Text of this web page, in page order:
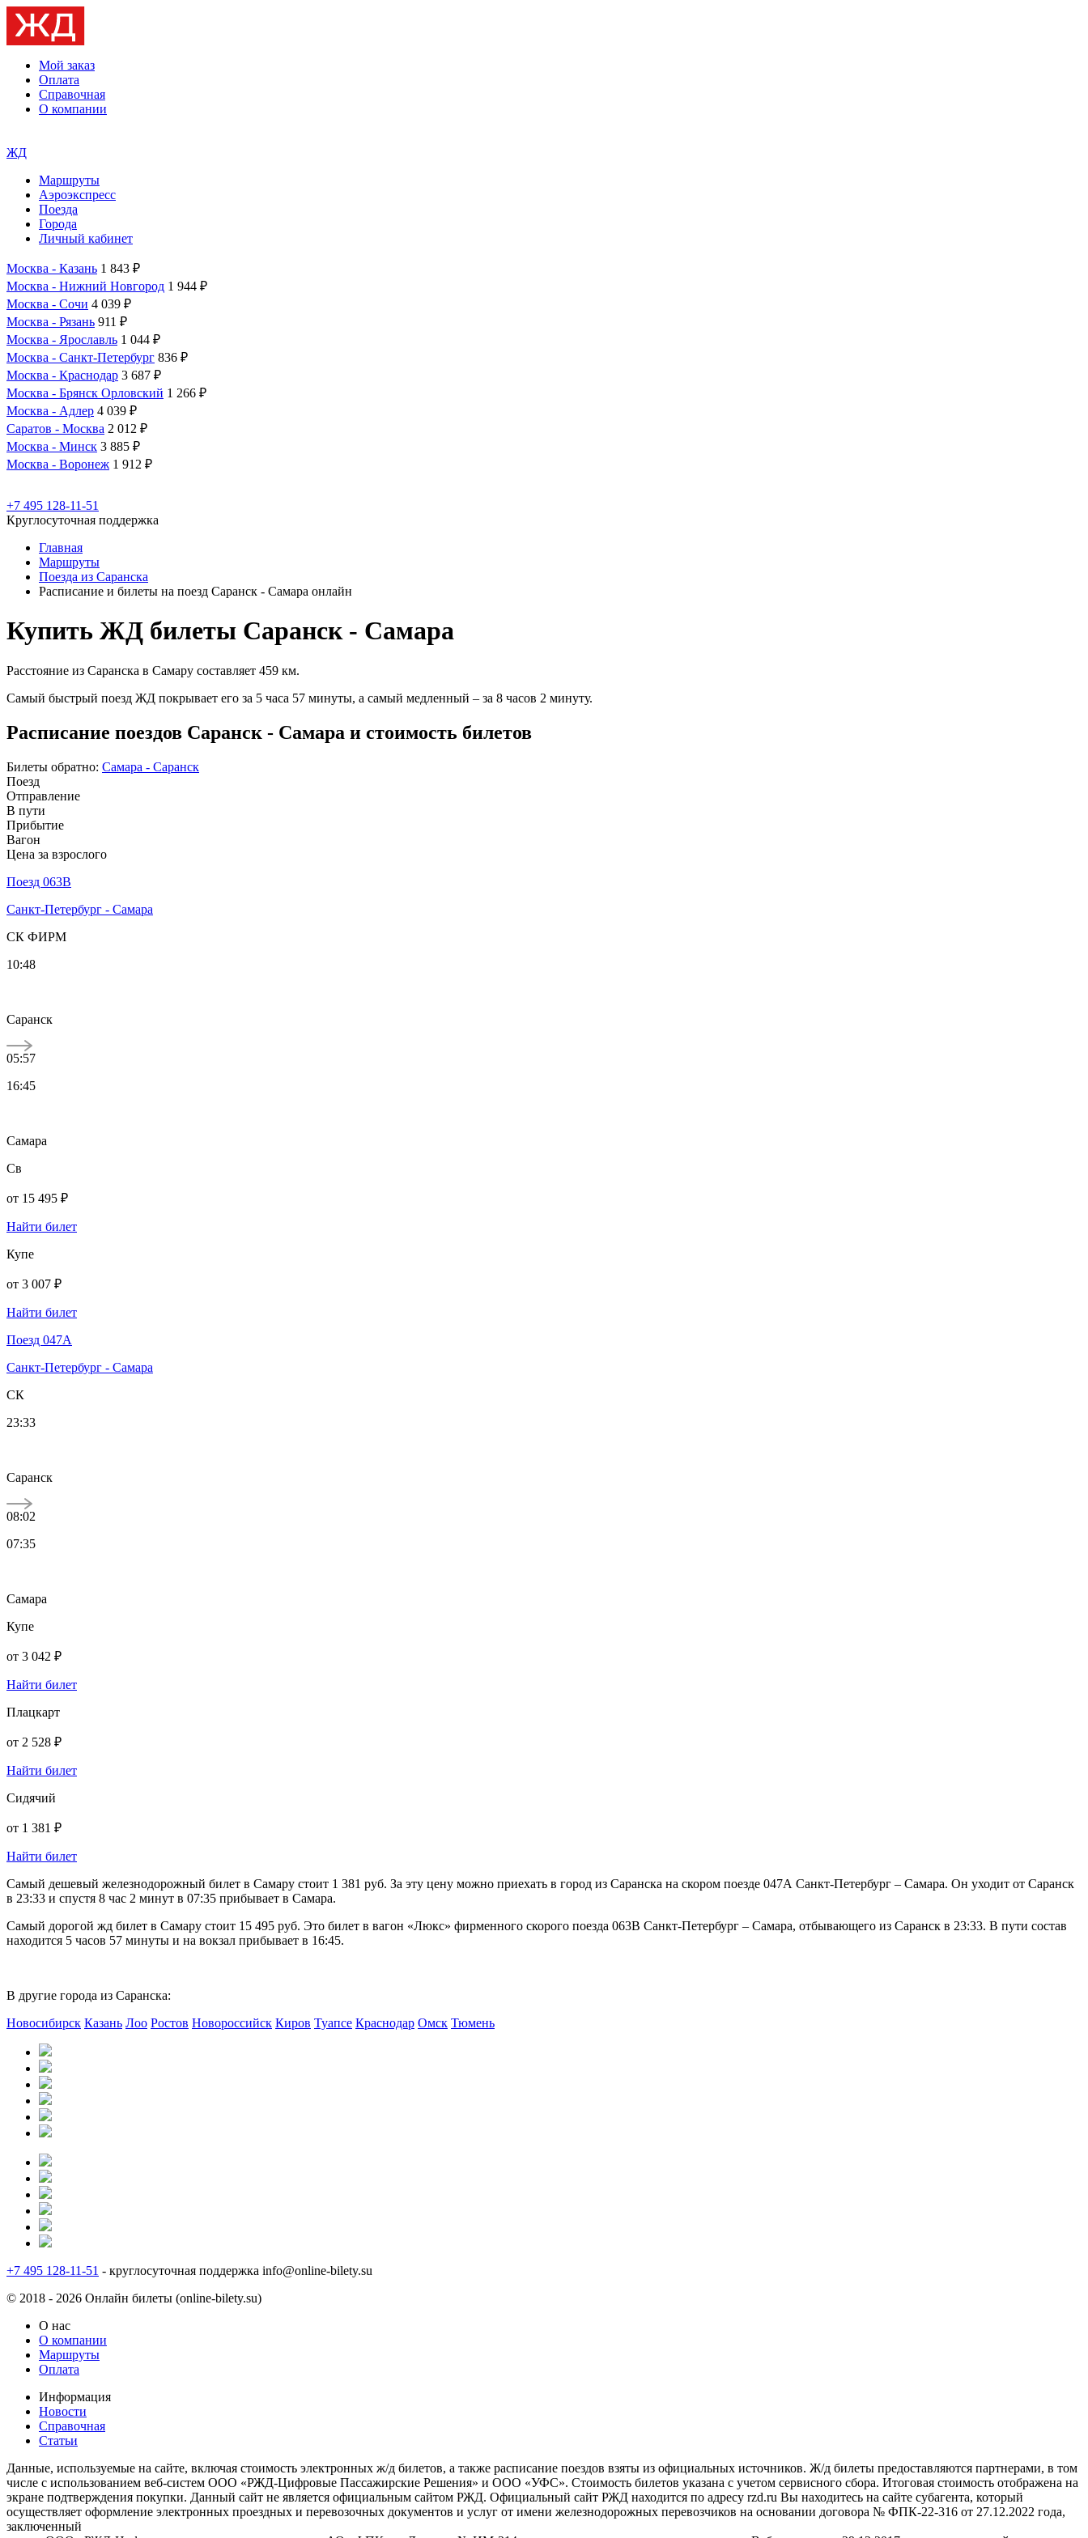
Мой заказ
Оплата
Справочная
О компании
ЖД
Маршруты
Аэроэкспресс
Поезда
Города
Личный кабинет
Москва - Казань 1 843 ₽
Москва - Нижний Новгород 1 944 ₽
Москва - Сочи 4 039 ₽
Москва - Рязань 911 ₽
Москва - Ярославль 1 044 ₽
Москва - Санкт-Петербург 836 ₽
Москва - Краснодар 3 687 ₽
Москва - Брянск Орловский 1 266 ₽
Москва - Адлер 4 039 ₽
Саратов - Москва 2 012 ₽
Москва - Минск 3 885 ₽
Москва - Воронеж 1 912 ₽
+7 495 128-11-51
Круглосуточная поддержка
Главная
Маршруты
Поезда из Саранска
Расписание и билеты на поезд Саранск - Самара онлайн
Купить ЖД билеты Саранск - Самара
Расстояние из Саранска в Самару составляет 459 км.
Самый быстрый поезд ЖД покрывает его за 5 часа 57 минуты, а самый медленный – за 8 часов 2 минуту.
Расписание поездов Саранск - Самара и стоимость билетов
Билеты обратно: Самара - Саранск
Поезд
Отправление
В пути
Прибытие
Вагон
Цена за взрослого
Поезд 063В
Санкт-Петербург - Самара
СК ФИРМ
10:48
Саранск
05:57
16:45
Самара
Св
от 15 495 ₽
Найти билет
Купе
от 3 007 ₽
Найти билет
Поезд 047А
Санкт-Петербург - Самара
СК
23:33
Саранск
08:02
07:35
Самара
Купе
от 3 042 ₽
Найти билет
Плацкарт
от 2 528 ₽
Найти билет
Сидячий
от 1 381 ₽
Найти билет
Самый дешевый железнодорожный билет в Самару стоит 1 381 руб. За эту цену можно приехать в город из Саранска на скором поезде 047А Санкт-Петербург – Самара. Он уходит от Саранск
в 23:33 и спустя 8 час 2 минут в 07:35 прибывает в Самара.
Самый дорогой жд билет в Самару стоит 15 495 руб. Это билет в вагон «Люкс» фирменного скорого поезда 063В Санкт-Петербург – Самара, отбывающего из Саранск в 23:33. В пути состав
находится 5 часов 57 минуты и на вокзал прибывает в 16:45.
В другие города из Саранска:
Новосибирск Казань Лоо Ростов Новороссийск Киров Туапсе Краснодар Омск Тюмень
+7 495 128-11-51 - круглосуточная поддержка info@online-bilety.su
© 2018 - 2026 Онлайн билеты (online-bilety.su)
О нас
О компании
Маршруты
Оплата
Информация
Новости
Справочная
Статьи
Данные, используемые на сайте, включая стоимость электронных ж/д билетов, а также расписание поездов взяты из официальных источников. Ж/д билеты предоставляются партнерами, в том
числе с использованием веб-систем ООО «РЖД-Цифровые Пассажирские Решения» и ООО «УФС». Стоимость билетов указана с учетом сервисного сбора. Итоговая стоимость отображена на
экране подтверждения покупки. Данный сайт не является официальным сайтом РЖД. Официальный сайт РЖД находится по адресу rzd.ru Вы находитесь на сайте субагента, который
осуществляет оформление электронных проездных и перевозочных документов и услуг от имени железнодорожных перевозчиков на основании договора № ФПК-22-316 от 27.12.2022 года,
заключенный